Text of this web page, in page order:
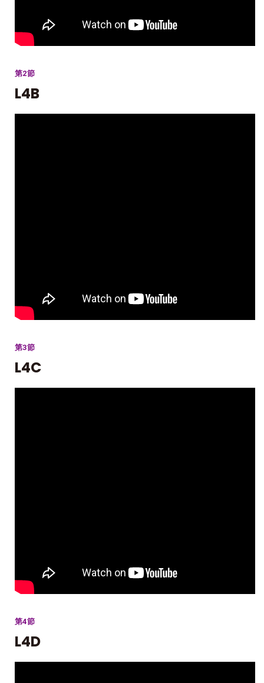
第2節
L4B
第3節
L4C
第4節
L4D